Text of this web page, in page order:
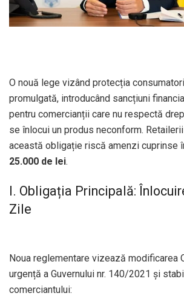
O nouă lege vizând protecția
promulgată, introducând sancțiuni
pentru comercianții care nu respectă
se înlocui un produs neconform.
această obligație riscă amenzi cuprinse
25.000 de lei.
I. Obligația Principală:
Zile
Noua reglementare vizează modificarea
urgență a Guvernului nr. 140/2021 și
comerciantului: